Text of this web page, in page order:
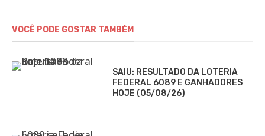
VOCÊ PODE GOSTAR TAMBÉM
SAIU: RESULTADO DA LOTERIA
FEDERAL 6089 E GANHADORES
HOJE (05/08/26)